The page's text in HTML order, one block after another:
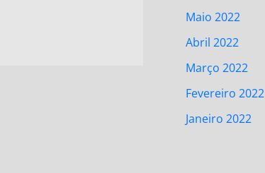
Maio 2022
Abril 2022
Março 2022
Fevereiro 2022
Janeiro 2022